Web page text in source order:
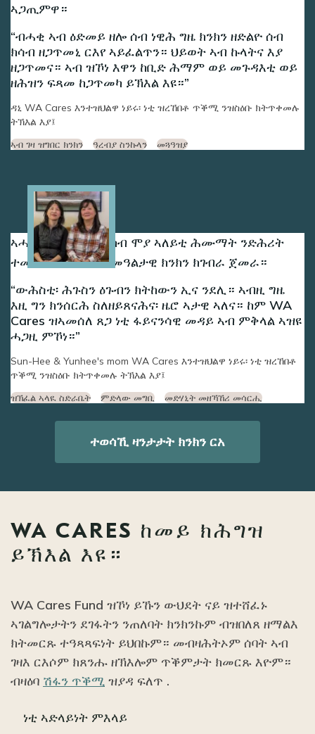
ኣጋጢምዋ።
ብሓቂ ኣብ ዕድመይ ዘሎ ሰብ ነዊሕ ግዜ ክንክን ዘድልዮ ሰብ
ክሳብ ዘጋጥመኒ ርእየ ኣይፈልጥን። ህይወት ኣብ ኩላትና እያ
ዘጋጥመና። ኣብ ዝኾነ እዋን ከቢድ ሕማም ወይ መጉዳእቲ ወይ
ዘሕዝን ፍጻመ ከጋጥመካ ይኽእል እዩ።
ዳኒ WA Cares እንተዝህልዋ ነይሩ፡ ነቲ ዝረኸበቶ ጥቕሚ ንዝስዕቡ ክትጥቀመሉ
ትኽእል እያ፤
ኣብ ገዛ ዝግበር ክንክን ዓረብያ ስንኩላን መጓዓዝያ
ኣሓት ሳን-ሂን ዩንሂን ካብ ሞያ ኣለይቲ ሕሙማት ንድሕሪት
ተመሊሰን ንማማአን መዓልታዊ ክንክን ክገብራ ጀመራ።
ውሕስቲ፡ ሕጉስን ዕጉብን ክትከውን ኢና ንደሊ። ኣብዚ ግዜ
እዚ ግን ክንሰርሕ ስለዘይጸናሕና፡ ዜሮ ኣታዊ ኣለና። ከም WA
Cares ዝኣመሰለ ጸጋ ነቲ ፋይናንሳዊ መዳይ ኣብ ምቅላል ኣዝዩ
ሓጋዚ ምኾነ።
Sun-Hee & Yunhee's mom WA Cares እንተዝህልዋ ነይሩ፡ ነቲ ዝረኸበቶ
ጥቕሚ ንዝስዕቡ ክትጥቀመሉ ትኽእል እያ፤
ዝኽፈል ኣላዪ ስድራቤት ምድላው መግቢ መድሃኒት መዘኻኸሪ መሳርሒ
Image
ተወሳኺ ዛንታታት ክንክን ርአ
WA CARES ከመይ ክሕግዝ
ይኽእል እዩ።
WA Cares Fund ዝኾነ ይኹን ውህደት ናይ ዝተሸፈኑ
ኣገልግሎታትን ደገፋትን ንጠለባት ክንክንኩም ብዝበለጸ ዘማልእ
ክትመርጹ ተዓጻጻፍነት ይህበኩም። መብዛሕትኦም ሰባት ኣብ
ገዛእ ርእሶም ክጸንሑ ዘኽእሎም ጥቕምታት ክመርጹ እዮም።
ብዛዕባ ሽፋን ጥቕሚ ዝያዳ ፍለጥ .
ነቲ ኣድላይነት ምእላይ